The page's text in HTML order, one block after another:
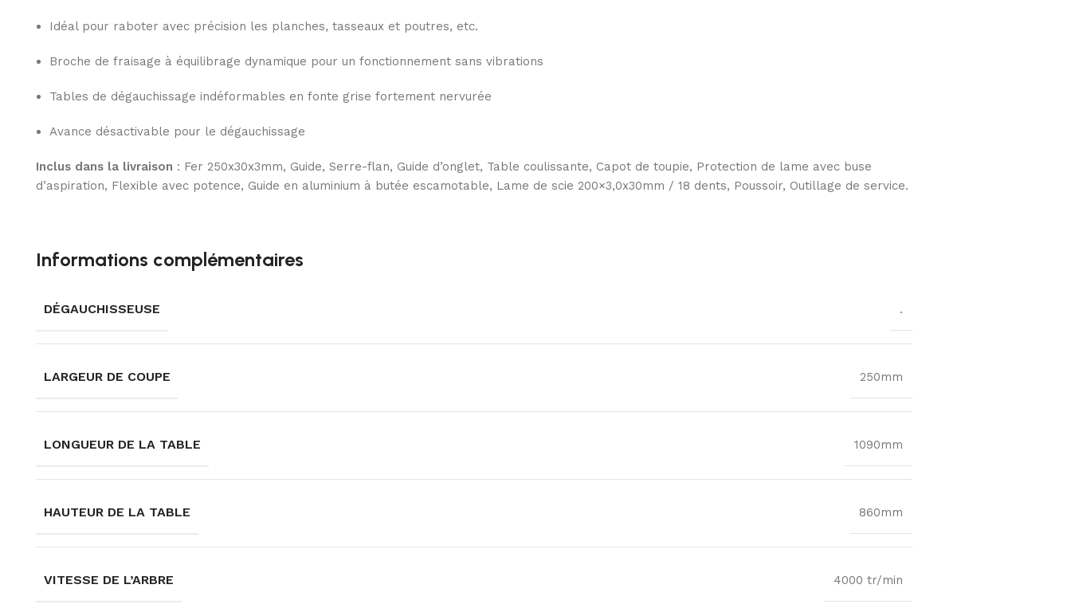
Idéal pour raboter avec précision les planches, tasseaux et poutres, etc.
Broche de fraisage à équilibrage dynamique pour un fonctionnement sans vibrations
Tables de dégauchissage indéformables en fonte grise fortement nervurée
Avance désactivable pour le dégauchissage
Inclus dans la livraison : Fer 250x30x3mm, Guide, Serre-flan, Guide d’onglet, Table coulissante, Capot de toupie, Protection de lame avec buse
d’aspiration, Flexible avec potence, Guide en aluminium à butée escamotable, Lame de scie 200×3,0x30mm / 18 dents, Poussoir, Outillage de service.
Informations complémentaires
DÉGAUCHISSEUSE .
LARGEUR DE COUPE 250mm
LONGUEUR DE LA TABLE 1090mm
HAUTEUR DE LA TABLE 860mm
VITESSE DE L’ARBRE 4000 tr/min